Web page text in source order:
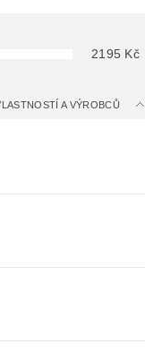
2195 Kč
A VÝROBCŮ